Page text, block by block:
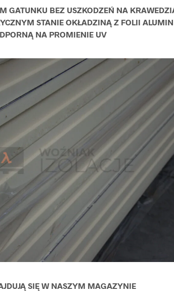
GATUNKU BEZ USZKODZEŃ NA
STANIE OKŁADZINĄ Z FOLII
NA PROMIENIE UV
SIĘ W NASZYM MAGAZYNIE